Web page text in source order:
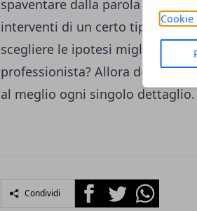
Cookie
spaventare dalla parola
interventi di un certo tipo,
scegliere le ipotesi migliori del
professionista? Allora dovrete
al meglio ogni singolo dettaglio.
Condividi FacebookTwitterWhatsapp